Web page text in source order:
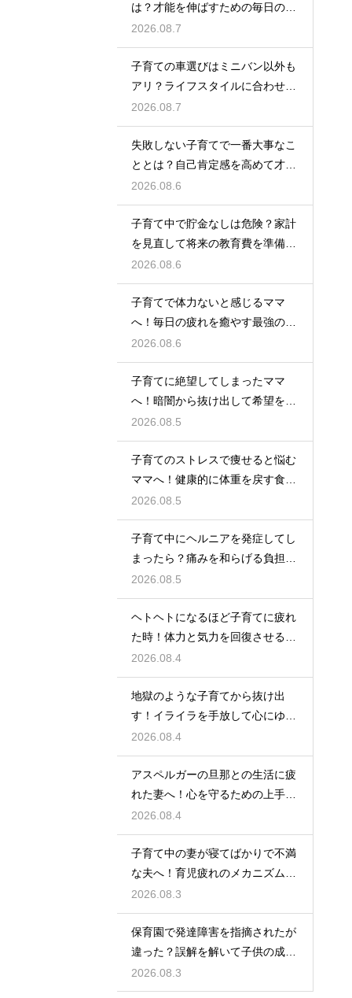
は？才能を伸ばすための毎日の習
慣を解説
2026.08.7
子育ての車選びはミニバン以外も
アリ？ライフスタイルに合わせた
車種紹介
2026.08.7
失敗しない子育てで一番大事なこ
ととは？自己肯定感を高めて才能
を伸ばす
2026.08.6
子育て中で貯金なしは危険？家計
を見直して将来の教育費を準備す
る方法
2026.08.6
子育てで体力ないと感じるママ
へ！毎日の疲れを癒やす最強の休
息法
2026.08.6
子育てに絶望してしまったママ
へ！暗闇から抜け出して希望を見
つける方法
2026.08.5
子育てのストレスで痩せると悩む
ママへ！健康的に体重を戻す食事
と休息法
2026.08.5
子育て中にヘルニアを発症してし
まったら？痛みを和らげる負担軽
減のコツ
2026.08.5
ヘトヘトになるほど子育てに疲れ
た時！体力と気力を回復させる簡
単な裏技
2026.08.4
地獄のような子育てから抜け出
す！イライラを手放して心にゆと
りを持つ術
2026.08.4
アスペルガーの旦那との生活に疲
れた妻へ！心を守るための上手な
接し方
2026.08.4
子育て中の妻が寝てばかりで不満
な夫へ！育児疲れのメカニズムを
理解する
2026.08.3
保育園で発達障害を指摘されたが
違った？誤解を解いて子供の成長
を見守る
2026.08.3